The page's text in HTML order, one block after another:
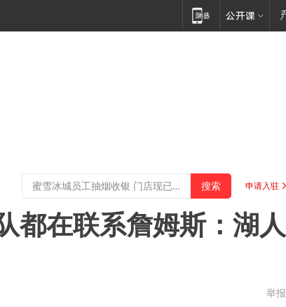
申请入驻
都在联系詹姆斯：湖人
举报